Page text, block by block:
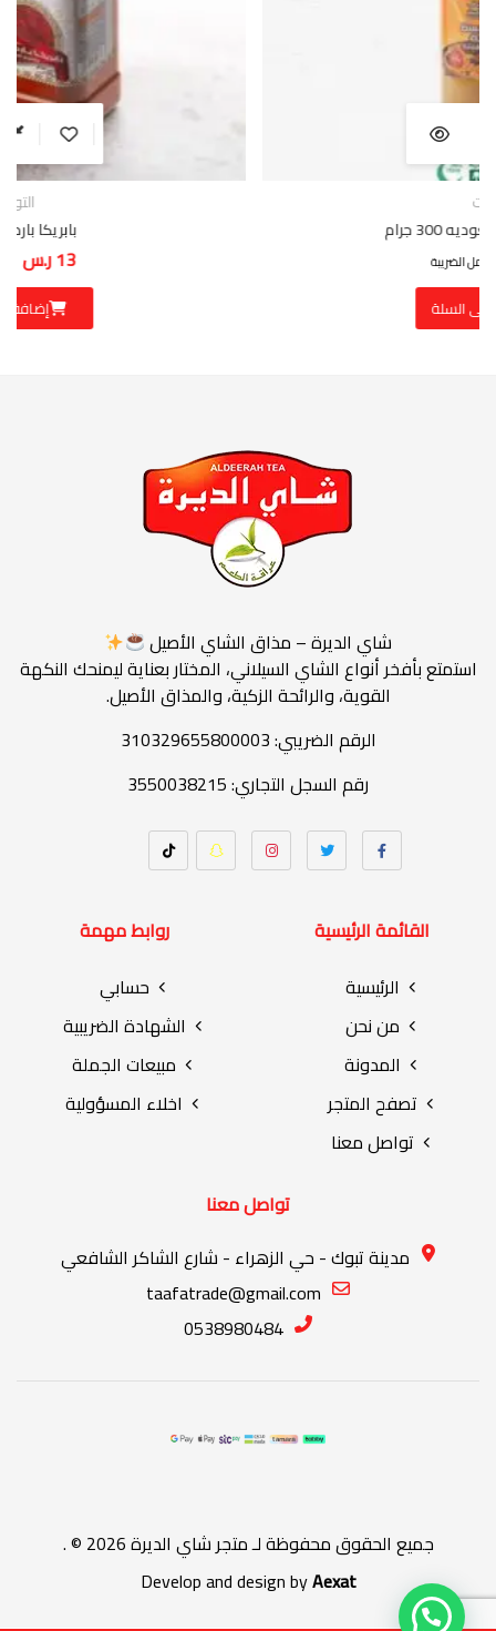
شاي الديرة – مذاق الشاي الأصيل
استمتع بأفخر أنواع الشاي السيلاني، المختار بعناية ليمنحك النكهة
القوية، والرائحة الزكية، والمذاق الأصيل.
الرقم الضريبي: 310329655800003
رقم السجل التجاري: 3550038215
القائمة الرئيسية
الرئيسية
من نحن
المدونة
تصفح المتجر
تواصل معنا
روابط مهمة
حسابي
الشهادة الضريبية
مبيعات الجملة
اخلاء المسؤولية
تواصل معنا
مدينة تبوك - حي الزهراء - شارع الشاكر الشافعي
taafatrade@gmail.com
0538980484
جميع الحقوق محفوظة لـمتجر شاي الديرة
Develop and design byAexat